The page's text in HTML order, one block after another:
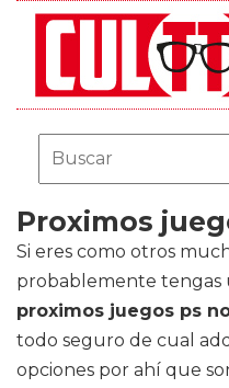
Proximos
Si eres como otros
probablemente tengas
proximos juegos ps
todo seguro de cual
opciones por ahí que